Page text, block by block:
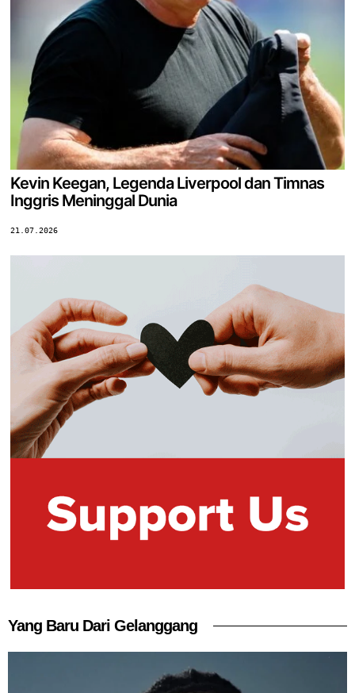
Kevin Keegan, Legenda Liverpool dan Timnas
Inggris Meninggal Dunia
21.07.2026
Yang Baru Dari Gelanggang